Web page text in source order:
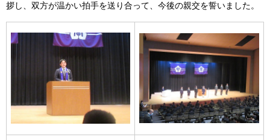
拶し、双方が温かい拍手を送り合って、今後の親交を誓いました。